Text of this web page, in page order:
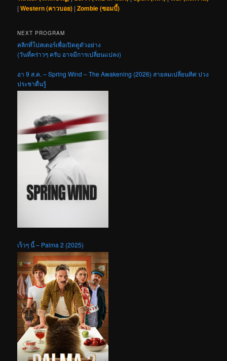
|Western (คาวบอย) |Zombie (ซอมบี้)
NEXT PROGRAM
คลิกที่โปสเตอร์เพื่อเปิดดูตัวอย่าง
(วันที่คร่าวๆ ครับ อาจมีการเปลี่ยนแปลง)
อา 9 ส.ค. – Spring Wind – The Awakening (2026) สายลมเปลี่ยนทิศ ปวง
ประชาตื่นรู้
เร็วๆ นี้ – Palma 2 (2025)